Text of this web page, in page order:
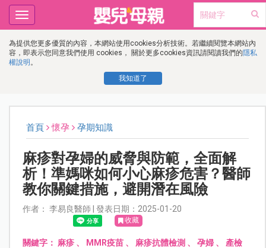
為提供您更多優質的內容，本網站使用cookies分析技術。若繼續閱覽本網站內
容，即表示您同意我們使用 cookies， 關於更多cookies資訊請閱讀我們的隱私
權說明 。
我知道了
Toggle
navigation
首頁 懷孕 孕期知識
麻疹對孕婦的威脅與防範，全面解
析！準媽咪如何小心麻疹危害？醫師
教你關鍵措施，避開潛在風險
作者： 李易良醫師 | 發表日期：2025-01-20
收藏
關鍵字： 麻疹、 MMR疫苗、 麻疹抗體檢測 、 孕婦、 產檢